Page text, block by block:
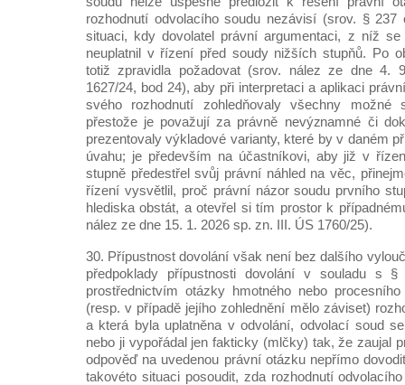
rozhodnutí odvolacího soudu nezávisí (srov. §
situaci, kdy dovolatel právní argumentaci, z níž se
neuplatnil v řízení před soudy nižších stupňů. Po
totiž zpravidla požadovat (srov. nález ze dne 4.
1627/24, bod 24), aby při interpretaci a aplikaci
svého rozhodnutí zohledňovaly všechny možné
přestože je považují za právně nevýznamné či
prezentovaly výkladové varianty, které by v daném
úvahu; je především na účastníkovi, aby již v
stupně předestřel svůj právní náhled na věc,
řízení vysvětlil, proč právní názor soudu prvního
hlediska obstát, a otevřel si tím prostor k
nález ze dne 15. 1. 2026 sp. zn. III. ÚS 1760/25).
30. Přípustnost dovolání však není bez dalšího
předpoklady přípustnosti dovolání v souladu s
prostřednictvím otázky hmotného nebo
(resp. v případě jejího zohlednění mělo záviset)
a která byla uplatněna v odvolání, odvolací soud
nebo ji vypořádal jen fakticky (mlčky) tak, že zaujal
odpověď na uvedenou právní otázku nepřímo
takovéto situaci posoudit, zda rozhodnutí